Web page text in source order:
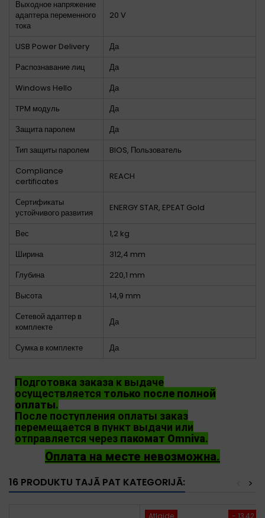
Выходное напряжение
адаптера переменного
тока
20 V
USB Power Delivery
Да
Распознавание лиц
Да
Windows Hello
Да
TPM модуль
Да
Защита паролем
Да
Тип защиты паролем
BIOS, Пользователь
Compliance
certificates
REACH
Сертификаты
устойчивого развития
ENERGY STAR, EPEAT Gold
Вес
1,2 kg
Ширина
312,4 mm
Глубина
220,1 mm
Высота
14,9 mm
Сетевой адаптер в
комплекте
Да
Сумка в комплекте Да
Подготовка заказа к выдаче
осуществляется только после полной
оплаты.
После поступления оплаты заказ
перемещается в пункт выдачи или
отправляется через пакомат Omniva.
Оплата на месте невозможна.
16 PRODUKTU TAJĀ PAT KATEGORIJĀ: >